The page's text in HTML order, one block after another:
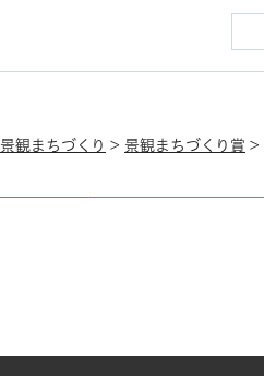
景観まちづくり > 景観まちづくり賞 >